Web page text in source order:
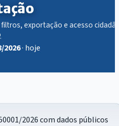
exportação e acesso
2026· hoje
2026 com dados públicos